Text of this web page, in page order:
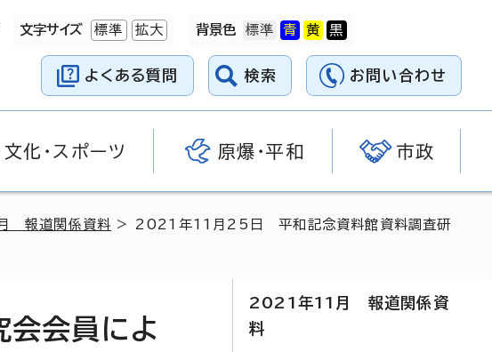
文字サイズ 標準 拡大 背景色
よくある質問 検索 お問い合わせ
文化・スポーツ 原爆・平和 市政
報道関係資料 > 2021年11月25日 平和記念資料館資料調査研
会員によ
2021年11月 報道関係資
料